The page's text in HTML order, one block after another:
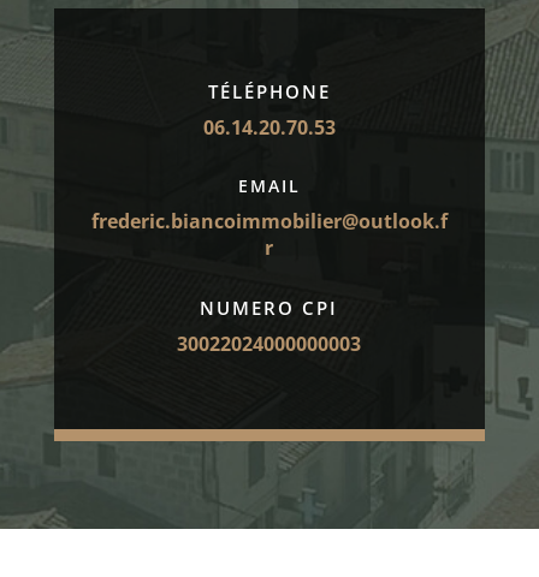
TÉLÉPHONE
06.14.20.70.53
EMAIL
frederic.biancoimmobilier@outlook.f
r
NUMERO CPI
30022024000000003